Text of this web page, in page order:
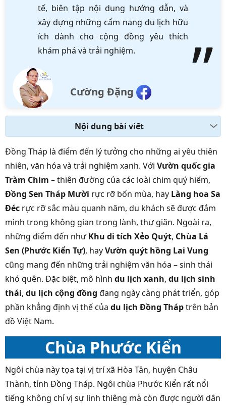
tế, biên tập nội dung hướng dẫn, và
xây dựng những cẩm nang du lịch hữu
ích dành cho cộng đồng yêu thích
khám phá và trải nghiệm.
Cường Đặng
Nội dung bài viết
Đồng Tháp là điểm đến lý tưởng cho những ai yêu thiên
nhiên, văn hóa và trải nghiệm xanh. Với Vườn quốc gia
Tràm Chim – thiên đường của các loài chim quý hiếm,
Đồng Sen Tháp Mười rực rỡ bốn mùa, hay Làng hoa Sa
Đéc rực rỡ sắc màu quanh năm, du khách sẽ được đắm
mình trong không gian trong lành, thư giãn. Ngoài ra,
những điểm đến nhưKhu di tích Xẻo Quýt, Chùa Lá
Sen (Phước Kiển Tự), hayVườn quýt hồng Lai Vung
cũng mang đến những trải nghiệm văn hóa – sinh thái
khó quên. Đặc biệt, mô hình du lịch xanh, du lịch sinh
thái, du lịch cộng đồng đang ngày càng phát triển, góp
phần khẳng định vị thế của du lịch Đồng Tháptrên bản
đồ Việt Nam.
Chùa Phước Kiển
Ngôi chùa này tọa tại vị trí xã Hòa Tân, huyện Châu
Thành, tỉnh Đồng Tháp. Ngôi chùa Phước Kiển rất nổi
tiếng không chỉ vị sự linh thiêng mà còn được người dân